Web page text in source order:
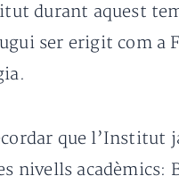
durant aquest
ser erigit com a
que l’Institut
nivells acadèmics: